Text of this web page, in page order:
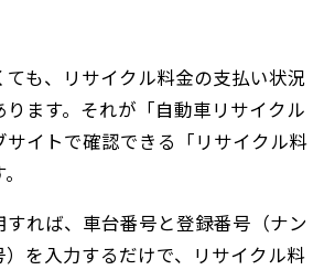
ても、リサイクル料金の支払い状況
ます。それが「自動車リサイクル
サイトで確認できる「リサイクル料
すれば、車台番号と登録番号（ナン
を入力するだけで、リサイクル料